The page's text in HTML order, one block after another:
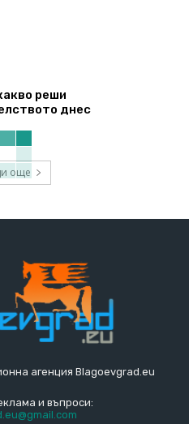
реши
днес
още
агенция Blagoevgrad.eu
и въпроси: